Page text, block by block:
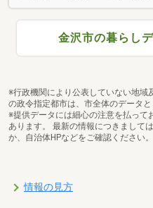
金沢市の暮らし
※行政機関により公表していない地域
の政令指定都市は、市全体のデータと
※提供データには細心の注意を払って
あります。 最新の情報につきまして
か、自治体HPなどをご確認ください。
情報の見方